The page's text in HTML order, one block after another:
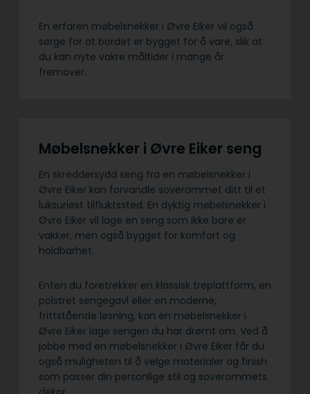
En erfaren møbelsnekker i Øvre Eiker vil også
sørge for at bordet er bygget for å vare, slik at
du kan nyte vakre måltider i mange år
fremover.
Møbelsnekker i Øvre Eiker seng
En skreddersydd seng fra en møbelsnekker i
Øvre Eiker kan forvandle soverommet ditt til et
luksuriøst tilfluktssted. En dyktig møbelsnekker i
Øvre Eiker vil lage en seng som ikke bare er
vakker, men også bygget for komfort og
holdbarhet.
Enten du foretrekker en klassisk treplattform, en
polstret sengegavl eller en moderne,
frittstående løsning, kan en møbelsnekker i
Øvre Eiker lage sengen du har drømt om. Ved å
jobbe med en møbelsnekker i Øvre Eiker får du
også muligheten til å velge materialer og finish
som passer din personlige stil og soverommets